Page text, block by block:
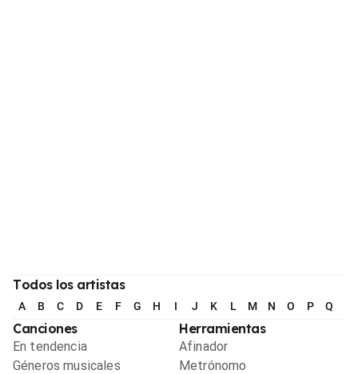
Todos los artistas
A B C D E F G H I J K L M N O P Q
Canciones
En tendencia
Géneros musicales
Herramientas
Afinador
Metrónomo